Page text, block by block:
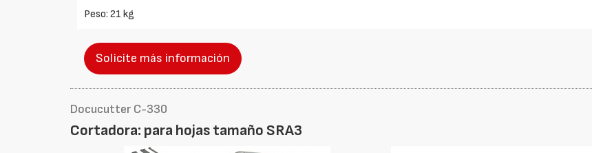
Peso: 21 kg
Solicite más información
Docucutter C-330
Cortadora: para hojas tamaño SRA3